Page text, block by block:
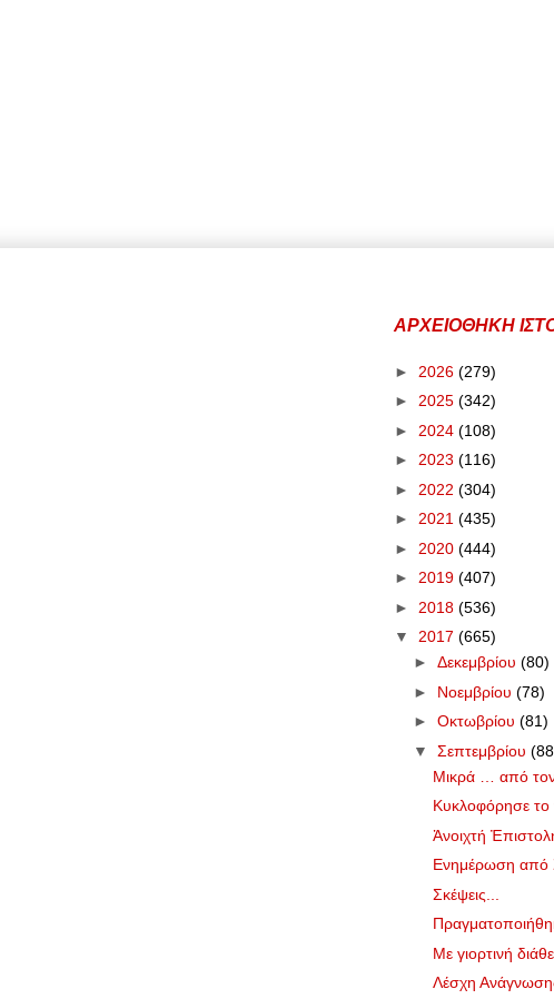
ΑΡΧΕΙΟΘΗΚΗ
► 2026 (279)
► 2025 (342)
► 2024 (108)
► 2023 (116)
► 2022 (304)
► 2021 (435)
► 2020 (444)
► 2019 (407)
► 2018 (536)
▼ 2017 (665)
► Δεκεμβρίου (80)
► Νοεμβρίου (78)
► Οκτωβρίου (81)
▼ Σεπτεμβρίου
Μικρά … από τον
Κυκλοφόρησε
Ἀνοιχτή
Ενημέρωση από
Σκέψεις...
Με γιορτινή
Λέσχη